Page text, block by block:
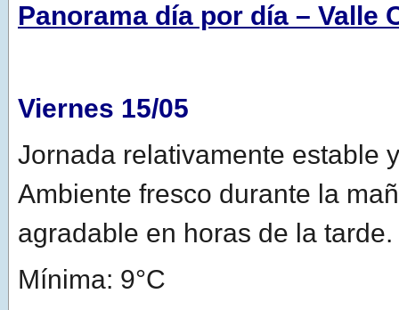
Panorama día por día – Valle
Viernes 15/05
Jornada relativamente estable
Ambiente fresco durante la
agradable en horas de la tarde.
Mínima: 9°C